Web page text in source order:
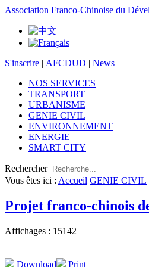
Association Franco-Chinoise du
S'inscrire | AFCDUD | News
NOS SERVICES
TRANSPORT
URBANISME
GENIE CIVIL
ENVIRONNEMENT
ENERGIE
SMART CITY
Rechercher
Vous êtes ici : Accueil GENIE CIVIL
Projet franco-chinois
Affichages : 15142
Print
Download